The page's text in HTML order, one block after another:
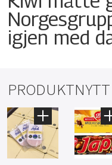
igjen med
PRODUKTNYTT